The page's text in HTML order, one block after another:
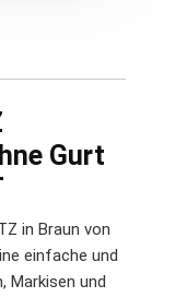
Gurt
in Braun von
einfache und
Markisen und